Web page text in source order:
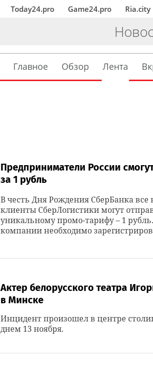
Today24.pro Game24.pro Ria.city
Главное Обзор Лента
Предприниматели России
за 1 рубль
В честь Дня Рождения СберБанка
клиенты СберЛогистики могут
уникальному промо-тарифу – 1
компании необходимо
Актер белорусского театра
в Минске
Инцидент произошел в центре
днем 13 ноября.